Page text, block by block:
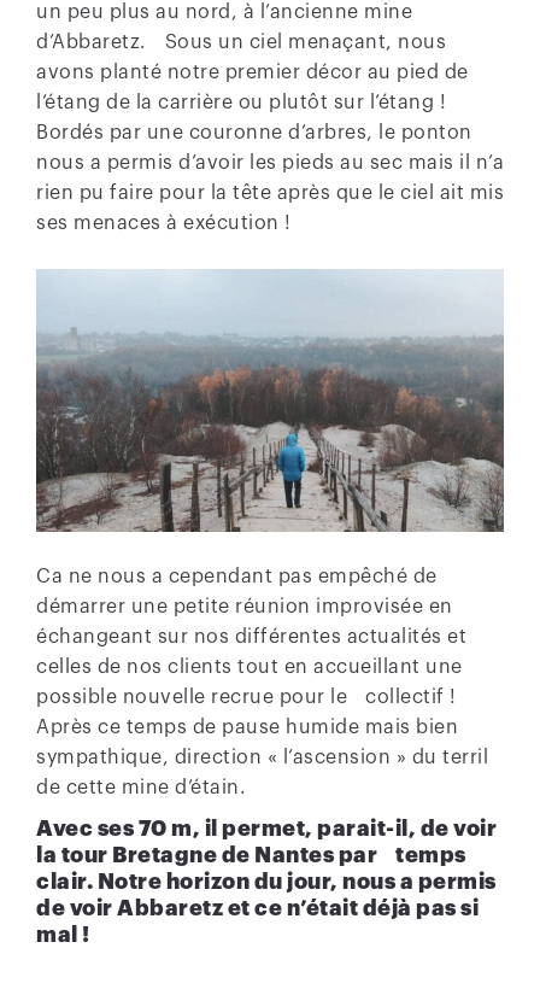
un peu plus au nord, à l’ancienne mine
d’Abbaretz. Sous un ciel menaçant, nous
avons planté notre premier décor au pied de
l’étang de la carrière ou plutôt sur l’étang !
Bordés par une couronne d’arbres, le ponton
nous a permis d’avoir les pieds au sec mais il n’a
rien pu faire pour la tête après que le ciel ait mis
ses menaces à exécution !
Ca ne nous a cependant pas empêché de
démarrer une petite réunion improvisée en
échangeant sur nos différentes actualités et
celles de nos clients tout en accueillant une
possible nouvelle recrue pour le collectif !
Après ce temps de pause humide mais bien
sympathique, direction « l’ascension » du terril
de cette mine d’étain.
Avec ses 70 m, il permet, parait-il, de voir
la tour Bretagne de Nantes par temps
clair. Notre horizon du jour, nous a permis
de voir Abbaretz et ce n’était déjà pas si
mal !